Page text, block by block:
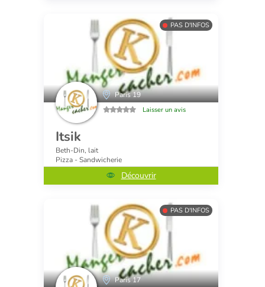
PAS D'INFOS
Paris 19
Laisser un avis
Itsik
Beth-Din, lait
Pizza - Sandwicherie
Découvrir
PAS D'INFOS
Paris 17